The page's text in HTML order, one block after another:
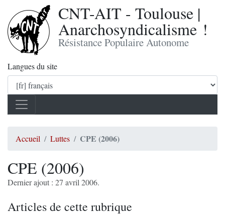
CNT-AIT - Toulouse |
Anarchosyndicalisme !
Résistance Populaire Autonome
Langues du site
Accueil Luttes CPE (2006)
CPE (2006)
Dernier ajout : 27 avril 2006.
Articles de cette rubrique